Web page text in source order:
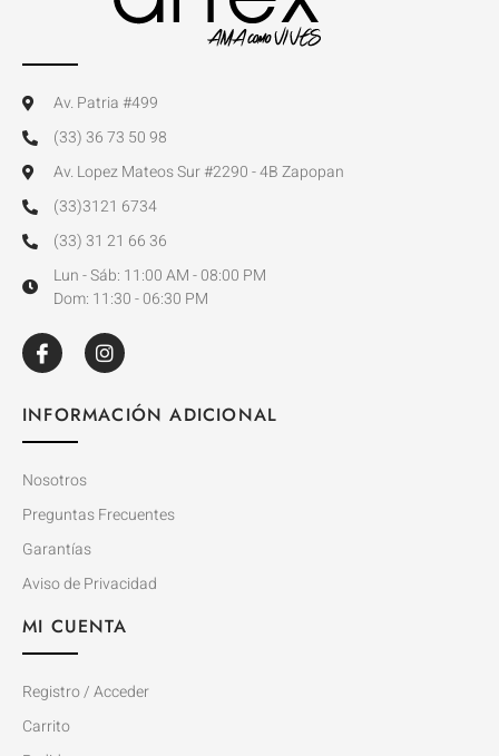
Av. Patria #499
(33) 36 73 50 98
Av. Lopez Mateos Sur #2290 - 4B Zapopan
(33)3121 6734
(33) 31 21 66 36
Lun - Sáb: 11:00 AM - 08:00 PM
Dom: 11:30 - 06:30 PM
INFORMACIÓN ADICIONAL
Nosotros
Preguntas Frecuentes
Garantías
Aviso de Privacidad
MI CUENTA
Registro / Acceder
Carrito